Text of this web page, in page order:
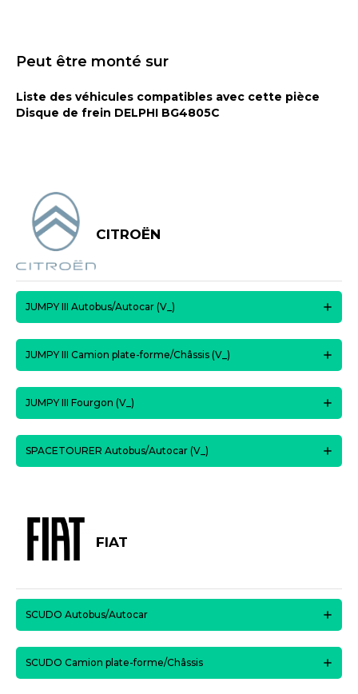
Peut être monté sur
Liste des véhicules compatibles avec cette pièce
Disque de frein DELPHI BG4805C
CITROËN
JUMPY III Autobus/Autocar (V_)
JUMPY III Camion plate-forme/Châssis (V_)
JUMPY III Fourgon (V_)
SPACETOURER Autobus/Autocar (V_)
FIAT
SCUDO Autobus/Autocar
SCUDO Camion plate-forme/Châssis